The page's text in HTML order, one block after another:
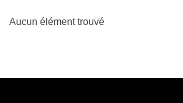
Aucun élément trouvé